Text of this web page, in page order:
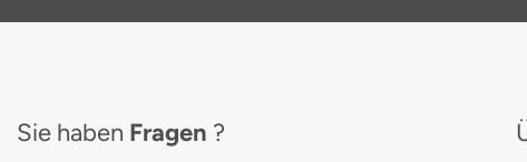
Sie haben Fragen ?